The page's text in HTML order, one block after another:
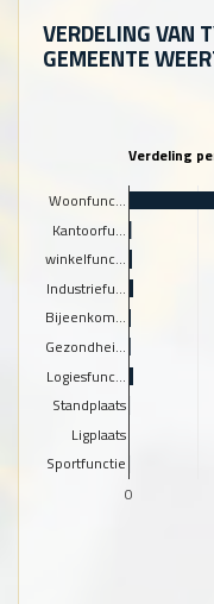
VERDELING VAN
GEMEENTE
Verdeling
0
Woonfunc…
Kantoorfu…
winkelfunc…
Industriefu…
Bijeenkom…
Gezondhei…
Logiesfunc…
Standplaats
Ligplaats
Sportfunctie